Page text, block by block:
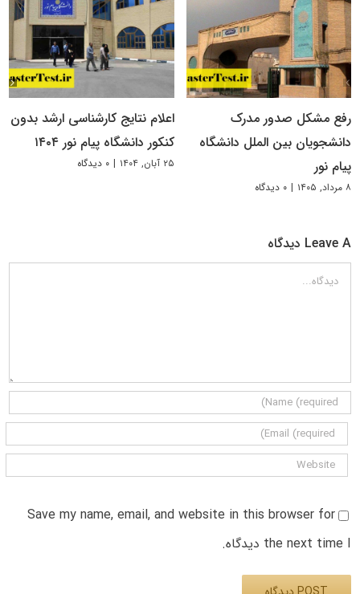
رفع مشکل صدور مدرک
دانشجویان بین الملل دانشگاه
پیام نور
۸ مرداد, ۱۴۰۵ | ۰ دیدگاه
اعلام نتایج کارشناسی ارشد بدون
کنکور دانشگاه پیام نور ۱۴۰۴
۲۵ آبان, ۱۴۰۴ | ۰ دیدگاه
Leave A دیدگاه
دیدگاه
Save my name, email, and website in this browser for
the next time I دیدگاه.